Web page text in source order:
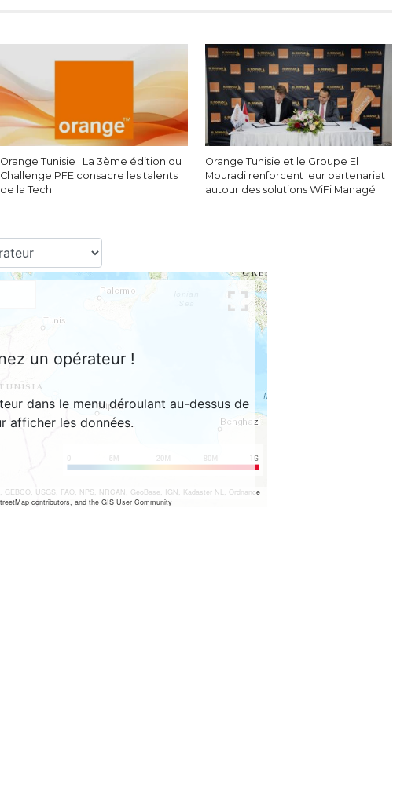
Orange Tunisie : La 3ème édition du
Challenge PFE consacre les talents
de la Tech
Orange Tunisie et le Groupe El
Mouradi renforcent leur partenariat
autour des solutions WiFi Managé